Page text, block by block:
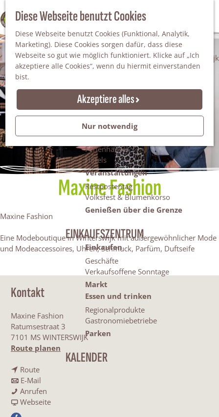
Diese Webseite benutzt Cookies
Diese Webseite benutzt Cookies (Funktional, Analytik,
Marketing). Diese Cookies sorgen dafür, dass diese
Webseite so gut wie möglich funktioniert. Klicke auf „Ich
akzeptiere alle Cookies“, wenn du hiermit einverstanden
bist.
Akzeptiere alles
Nur notwendig
100% WINTERSWIJK
S
u
c
h
e
n
M
e
n
ü
Da staunt man!
Freiheitsbäume
Natur
Naturgebiete
Nationaler Landschaftspark Winterswijk
Der Steingrube
Gärten & Parks
Übernachten
Campingplätze & Ferienparks
Gruppenunterkünfte
Bed & Breakfasts
Ferienhäuser
Hotels
Veranstaltungen
Restpostentag
Volksfest & Blumenkorso
Genießen über die Grenze
EINKAUFSZENTRUM
Einkaufen
Geschäfte
Verkaufsoffene Sonntage
Markt
Essen und trinken
Regionalprodukte
Gastronomiebetriebe
Parken
KALENDER
Maxine Fashion
Maxine Fashion
Eine Modeboutique in Winterswijk mit außergewöhnlicher Mode
und Modeaccessoires, Uhren, Schmuck, Parfüm, Duftseife
Kontakt
Maxine Fashion
Ratumsestraat 3
7101 MS WINTERSWIJK
Route planen
Routeb
i
s
M
E-Mail
i
s
Anrufen
a
Webseitea